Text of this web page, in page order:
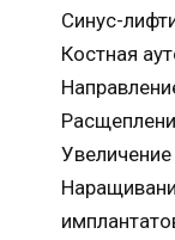
Синус-
Костная